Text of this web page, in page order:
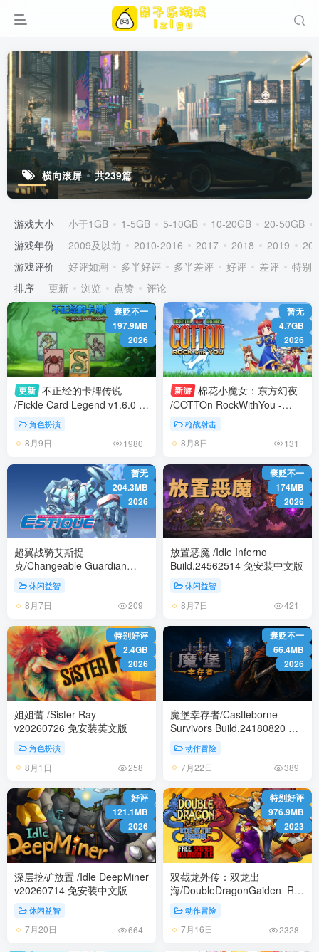
横向滚屏 共239篇
游戏大小 小于1GB 1-5GB 5-10GB 10-20GB 20-50GB
游戏年份
2009及以前 2010-2016 2017 2018 2019
游戏评价
好评如潮 多半好评 多半差评 好评 差评
特别
排序
更新 浏览 点赞 评论
褒贬不一
197.9MB
2026
更新 不正经的卡牌传说
/Fickle Card Legend v1.6.0 免
安装中文版
角色扮演
8月9日 1980
暂无
4.7GB
2026
新游 棉花小魔女：东方幻夜
/COTTOn RockWithYou -
ORIENTAL NIGHT DREAMS-
枪战射击
8月8日 131
暂无
204.3MB
2026
超翼战骑艾斯提
克/Changeable Guardian
ESTIQUE Build.24309199 免
安装中文版
休闲益智
8月7日 209
褒贬不一
174MB
2026
放置恶魔 /Idle Inferno
Build.24562514 免安装中文版
休闲益智
8月7日 421
特别好评
2.4GB
2026
姐姐蕾 /Sister Ray
v20260726 免安装英文版
角色扮演
8月1日 258
褒贬不一
66.4MB
2026
魔堡幸存者/Castleborne
Survivors Build.24180820 免
动作冒险
7月22日 389
好评
121.1MB
2026
深层挖矿放置 /Idle DeepMiner
v20260714 免安装中文版
休闲益智
7月20日 664
特别好评
976.9MB
2023
双截龙外传：双龙出
海/DoubleDragonGaiden_ROTD
动作冒险
7月16日 2328